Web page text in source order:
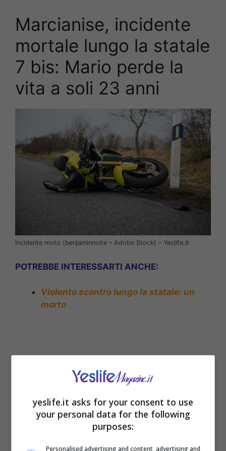
Marcianise, incidente
mortale lungo la statale
7 bis: Mario perde la
vita a soli 23 anni
Incidente moto (benjaminnolte – Adobe Stock) – Yeslife.it
POTREBBE INTERESSARTI ANCHE:
Violento scontro lungo la statale: un
morto
yeslife.it asks for your consent to use
your personal data for the following
purposes:
Personalised advertising and content, advertising and